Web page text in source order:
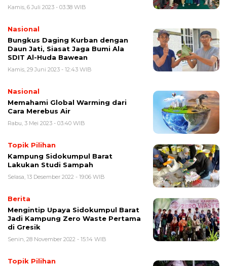
Kamis, 6 Juli 2023 - 03:38 WIB
Nasional
Bungkus Daging Kurban dengan
Daun Jati, Siasat Jaga Bumi Ala
SDIT Al-Huda Bawean
Kamis, 29 Juni 2023 - 12:43 WIB
Nasional
Memahami Global Warming dari
Cara Merebus Air
Rabu, 3 Mei 2023 - 03:40 WIB
Topik Pilihan
Kampung Sidokumpul Barat
Lakukan Studi Sampah
Selasa, 13 Desember 2022 - 19:06 WIB
Berita
Mengintip Upaya Sidokumpul Barat
Jadi Kampung Zero Waste Pertama
di Gresik
Senin, 28 November 2022 - 15:14 WIB
Topik Pilihan